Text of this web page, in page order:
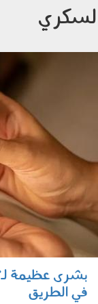
270305.jpg
بشرى عظيمة
في الطريق